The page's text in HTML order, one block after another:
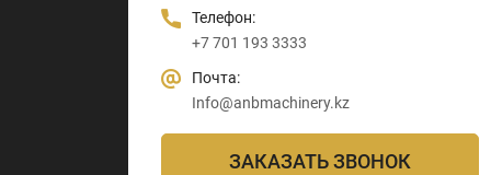
Телефон:
+7 701 193 3333
Почта:
Info@anbmachinery.kz
ЗАКАЗАТЬ ЗВОНОК